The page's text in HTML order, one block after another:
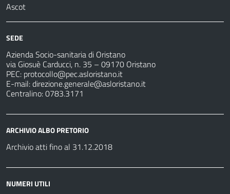
Ascot
SEDE
Azienda Socio-sanitaria di Oristano
via Giosuè Carducci, n. 35 – 09170 Oristano
PEC: protocollo@pec.asloristano.it
E-mail:direzione.generale@asloristano.it
Centralino: 0783.3171
ARCHIVIO ALBO PRETORIO
Archivio atti fino al 31.12.2018
NUMERI UTILI